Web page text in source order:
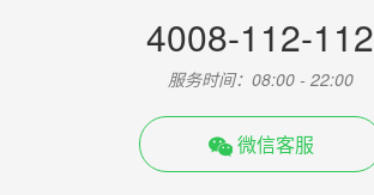
4008-112-112
服务时间：08:00 - 22:00
微信客服